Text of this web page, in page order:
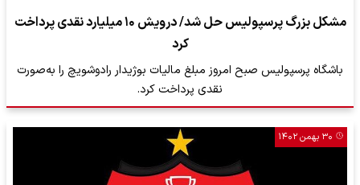
مشکل بزرگ پرسپولیس حل شد/ درویش ۱۰ میلیارد نقدی پرداخت
کرد
باشگاه پرسپولیس صبح امروز مبلغ مالیات بوژیدار رادوشویچ را به‌صورت
نقدی پرداخت کرد.
۳۰ بهمن ۱۴۰۲